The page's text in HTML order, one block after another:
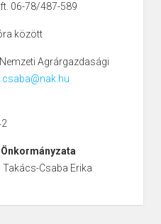
06-78/487-589
között
Agrárgazdasági
Takács-Csaba Erika